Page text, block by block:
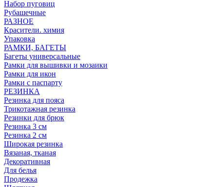
Набор пуговиц
Рубашечные
РАЗНОЕ
Красители. химия
Упаковка
РАМКИ, БАГЕТЫ
Багеты универсальные
Рамки для вышивки и мозаики
Рамки для икон
Рамки с паспарту
РЕЗИНКА
Резинка для пояса
Трикотажная резинка
Резинки для брюк
Резинка 3 см
Резинка 2 см
Широкая резинка
Вязаная, тканая
Декоративная
Для белья
Продежка